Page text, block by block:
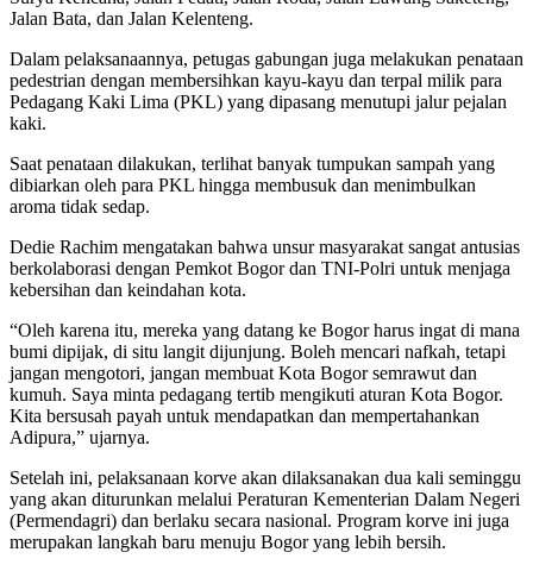
Jalan Bata, dan Jalan Kelenteng.
Dalam pelaksanaannya, petugas gabungan juga melakukan penataan
pedestrian dengan membersihkan kayu-kayu dan terpal milik para
Pedagang Kaki Lima (PKL) yang dipasang menutupi jalur pejalan
kaki.
Saat penataan dilakukan, terlihat banyak tumpukan sampah yang
dibiarkan oleh para PKL hingga membusuk dan menimbulkan
aroma tidak sedap.
Dedie Rachim mengatakan bahwa unsur masyarakat sangat antusias
berkolaborasi dengan Pemkot Bogor dan TNI-Polri untuk menjaga
kebersihan dan keindahan kota.
“Oleh karena itu, mereka yang datang ke Bogor harus ingat di mana
bumi dipijak, di situ langit dijunjung. Boleh mencari nafkah, tetapi
jangan mengotori, jangan membuat Kota Bogor semrawut dan
kumuh. Saya minta pedagang tertib mengikuti aturan Kota Bogor.
Kita bersusah payah untuk mendapatkan dan mempertahankan
Adipura,” ujarnya.
Setelah ini, pelaksanaan korve akan dilaksanakan dua kali seminggu
yang akan diturunkan melalui Peraturan Kementerian Dalam Negeri
(Permendagri) dan berlaku secara nasional. Program korve ini juga
merupakan langkah baru menuju Bogor yang lebih bersih.